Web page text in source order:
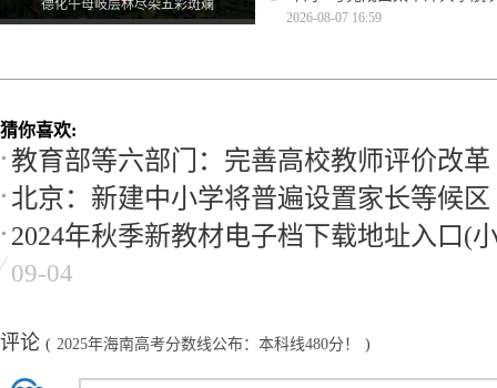
德化牛母岐层林尽染五彩斑斓
2026-08-07 16:59
猜你喜欢:
教育部等六部门：完善高校教师评价改革
北京：新建中小学将普遍设置家长等候区
2024年秋季新教材电子档下载地址入口(
09-04
评论 ( 2025年海南高考分数线公布：本科线480分！ )